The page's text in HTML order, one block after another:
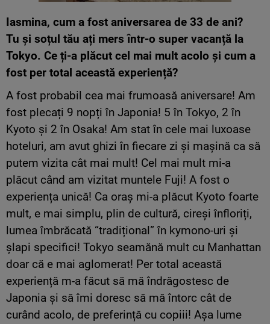
Iasmina, cum a fost aniversarea de 33 de ani?
Tu și soțul tău ați mers într-o super vacanță la
Tokyo. Ce ți-a plăcut cel mai mult acolo și cum a
fost per total această experiență?
A fost probabil cea mai frumoasă aniversare! Am
fost plecați 9 nopți în Japonia! 5 în Tokyo, 2 în
Kyoto și 2 în Osaka! Am stat în cele mai luxoase
hoteluri, am avut ghizi în fiecare zi și mașină ca să
putem vizita cât mai mult! Cel mai mult mi-a
plăcut când am vizitat muntele Fuji! A fost o
experiența unică! Ca oraș mi-a plăcut Kyoto foarte
mult, e mai simplu, plin de cultură, cireși înfloriți,
lumea îmbrăcată “tradițional” în kymono-uri și
șlapi specifici! Tokyo seamănă mult cu Manhattan
doar că e mai aglomerat! Per total această
experiență m-a făcut să mă îndrăgostesc de
Japonia și să îmi doresc să mă întorc cât de
curând acolo, de preferință cu copiii! Așa lume